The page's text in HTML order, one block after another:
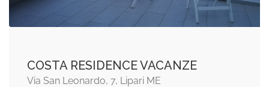
COSTA RESIDENCE VACANZE
Via San Leonardo, 7, Lipari ME